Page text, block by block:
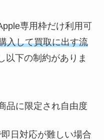
専用枠だけ利用可
入して買取に出す流
以下の制約がありま
品に限定され自由度
日対応が難しい場合